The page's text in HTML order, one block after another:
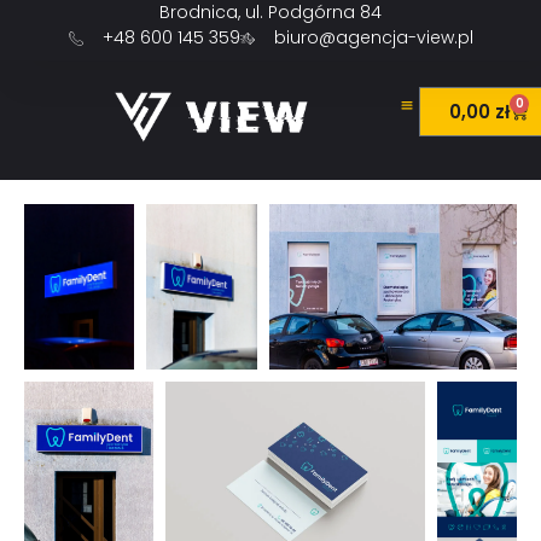
Brodnica, ul. Podgórna 84
+48 600 145 359
biuro@agencja-view.pl
0,00 zł 0